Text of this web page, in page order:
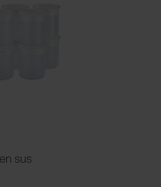
sus